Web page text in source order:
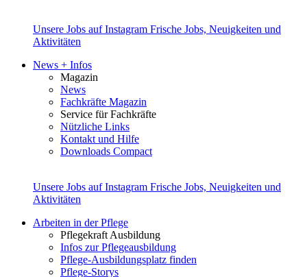
Unsere Jobs auf Instagram Frische Jobs, Neuigkeiten und
Aktivitäten
News + Infos
Magazin
News
Fachkräfte Magazin
Service für Fachkräfte
Nützliche Links
Kontakt und Hilfe
Downloads Compact
Unsere Jobs auf Instagram Frische Jobs, Neuigkeiten und
Aktivitäten
Arbeiten in der Pflege
Pflegekraft Ausbildung
Infos zur Pflegeausbildung
Pflege-Ausbildungsplatz finden
Pflege-Storys